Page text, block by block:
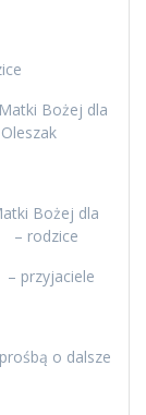
Bożej dla
Bożej dla
rodzice
o dalsze